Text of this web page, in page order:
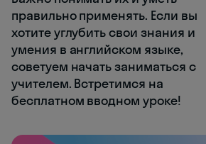
правильно применять. Если вы
хотите углубить свои знания и
умения в английском языке,
советуем начать заниматься с
учителем. Встретимся на
бесплатном вводном уроке!